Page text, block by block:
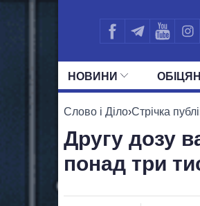
НОВИНИ
УСІ
Слово і Діло›Стрічка
Другу дозу
понад три